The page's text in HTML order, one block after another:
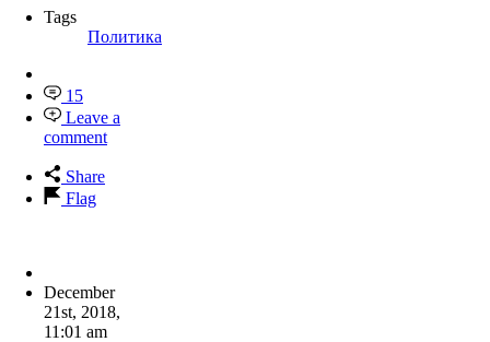
Tags
Политика
15
Leave a
comment
Share
Flag
December
21st, 2018,
11:01 am